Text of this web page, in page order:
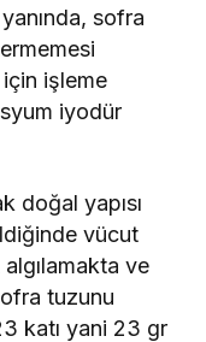
sofra
işleme
iyodür
doğal yapısı
vücut
ve
tuzunu
katı yani 23 gr